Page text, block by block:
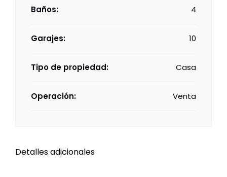
Baños: 4
Garajes: 10
Tipo de propiedad: Casa
Operación: Venta
Detalles adicionales